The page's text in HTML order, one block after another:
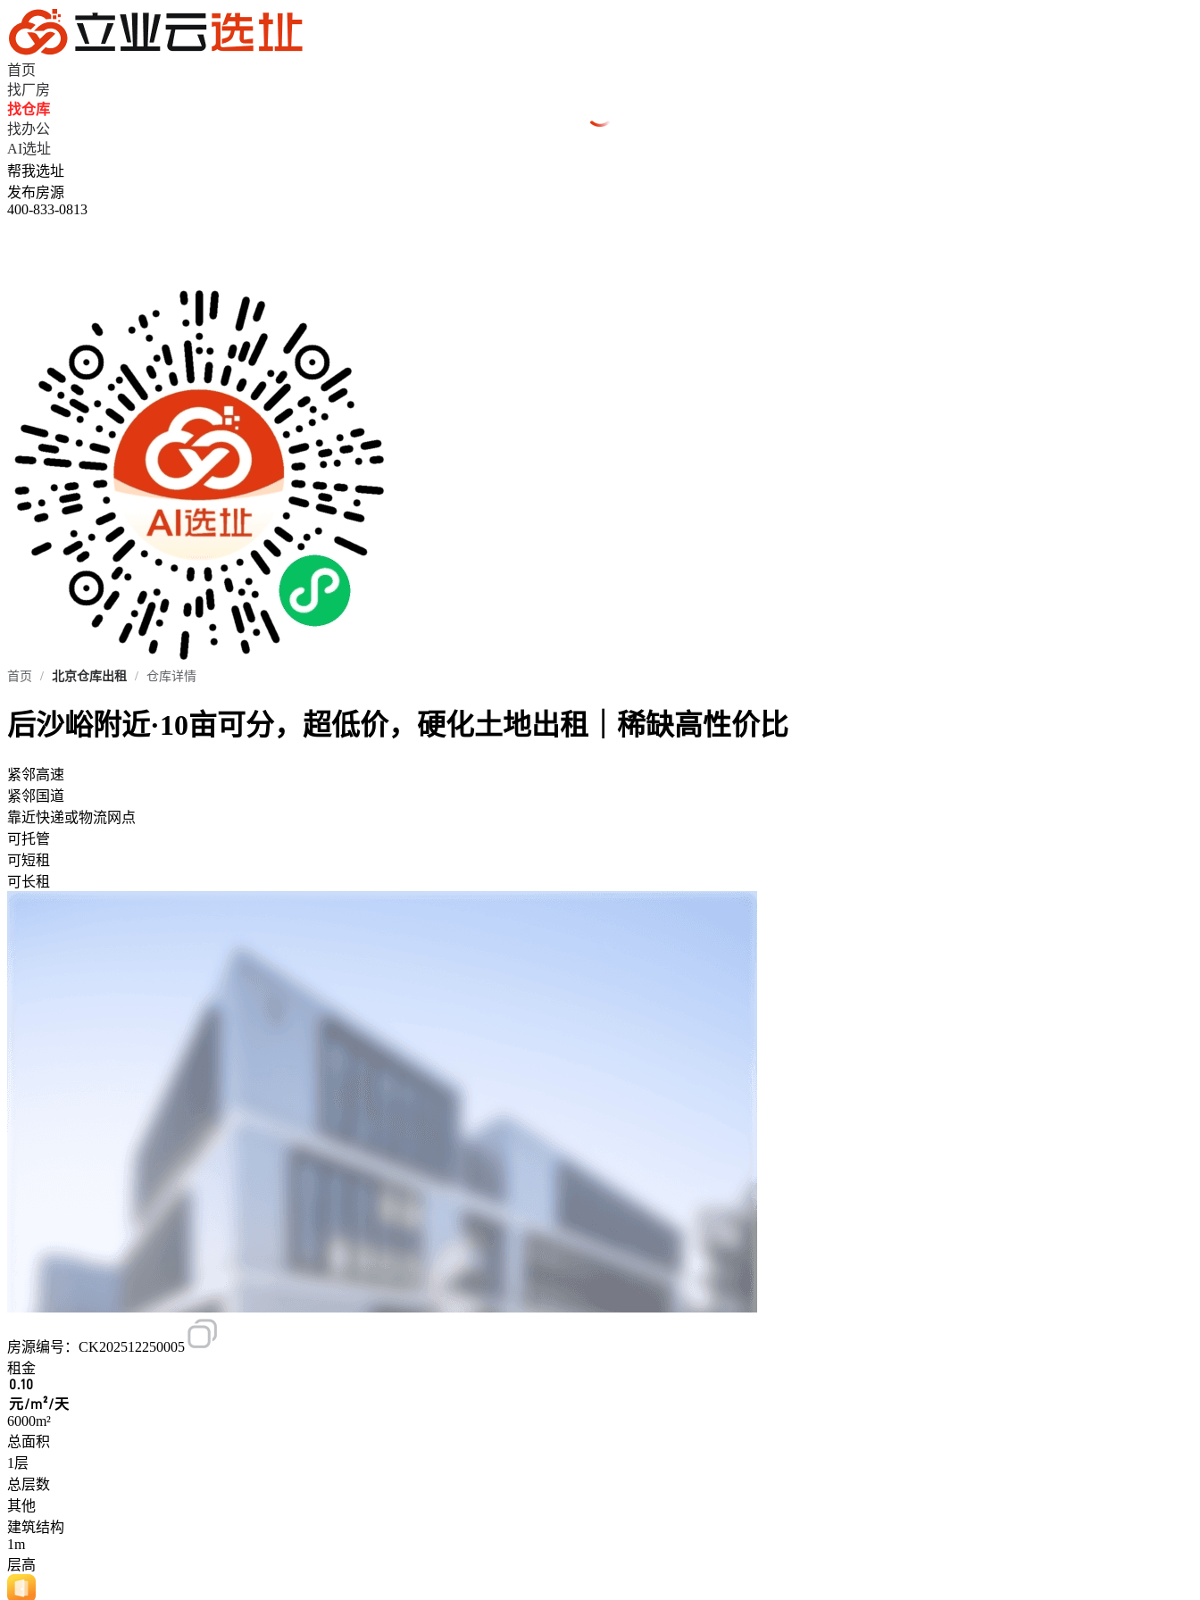
首页
找厂房
找仓库
找办公
AI选址
帮我选址
发布房源
400-833-0813
首页 / 北京仓库出租 / 仓库详情
后沙峪附近·10亩可分，超低价，硬化土地出租｜稀缺高性价比
紧邻高速
紧邻国道
靠近快递或物流网点
可托管
可短租
可长租
房源编号：CK202512250005
租金
0.10
元/m²/天
6000m²
总面积
1层
总层数
其他
建筑结构
1m
层高